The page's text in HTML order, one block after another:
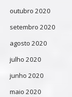
outubro 2020
setembro 2020
agosto 2020
julho 2020
junho 2020
maio 2020